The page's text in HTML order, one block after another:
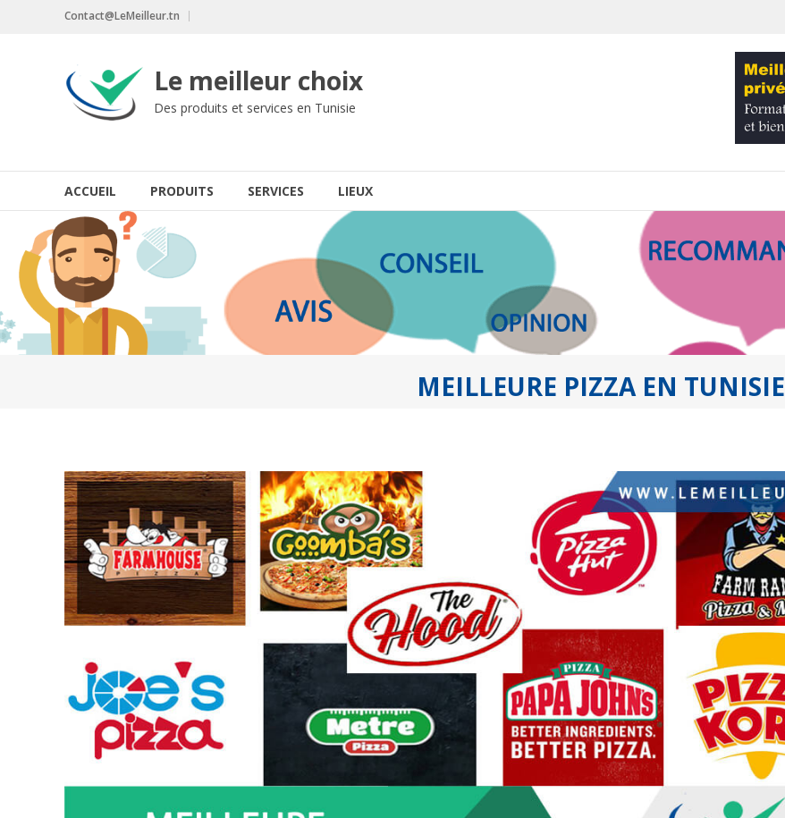
Contact@LeMeilleur.tn
Le meilleur choix
Des produits et services en Tunisie
ACCUEIL PRODUITS SERVICES LIEUX
MEILLEURE PIZZA EN TUNISIE